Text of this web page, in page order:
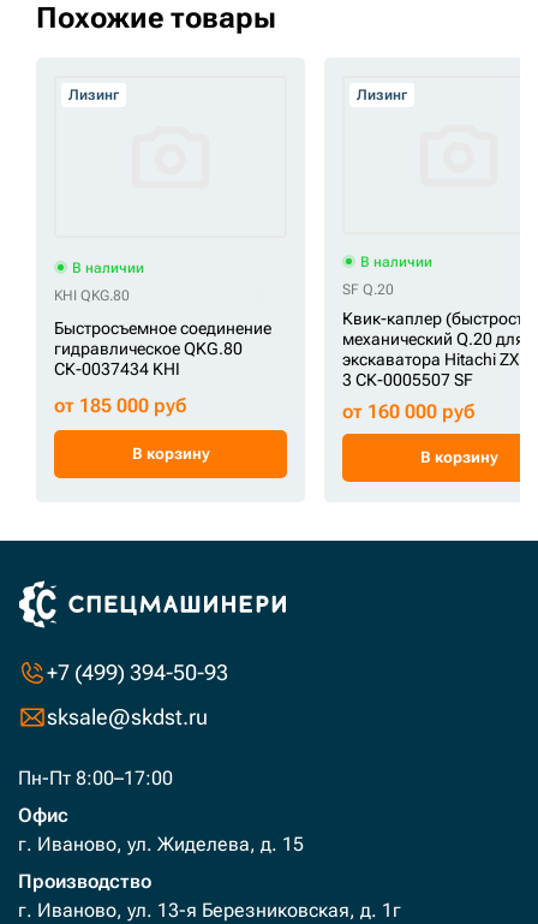
Похожие товары
Лизинг
В наличии
KHI QKG.80
Быстросъемное соединение
гидравлическое QKG.80
СК-0037434 KHI
от 185 000 руб
В корзину
Лизинг
В наличии
SF Q.20
Квик-каплер
механический Q.20 для
экскаватора Hitachi
3 СК-0005507 SF
от 160 000 руб
В корзину
+7 (499) 394-50-93
sksale@skdst.ru
Пн-Пт 8:00–17:00
Офис
г. Иваново, ул. Жиделева, д. 15
Производство
г. Иваново, ул. 13-я Березниковская, д. 1г